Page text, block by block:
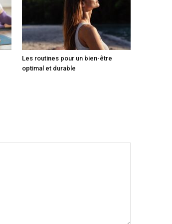
Les routines pour un bien-être
optimal et durable